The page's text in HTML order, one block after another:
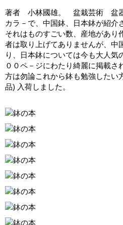
著者 小林國雄。 盆栽芸術 盆器
カラ－で、中国鉢、日本鉢が紹介
それはものすごい数、産地があり
者は取り上げてありませんが、中
り、日本鉢については今も大人気
００ペ－ジにわたり綺麗に掲載さ
方は勿論これから鉢も勉強したい
品) 入荷しました。